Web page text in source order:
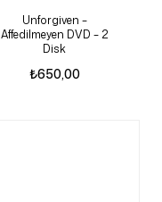
Unforgiven –
Affedilmeyen DVD – 2
Disk
₺650,00